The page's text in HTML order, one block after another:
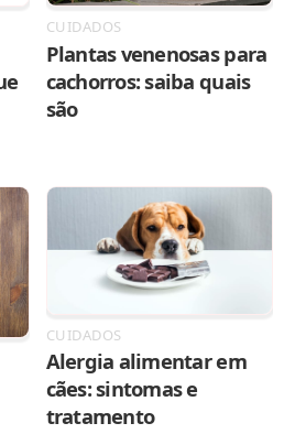
CUIDADOS
Plantas venenosas para
cachorros: saiba quais
são
CUIDADOS
Alergia alimentar em
cães: sintomas e
tratamento